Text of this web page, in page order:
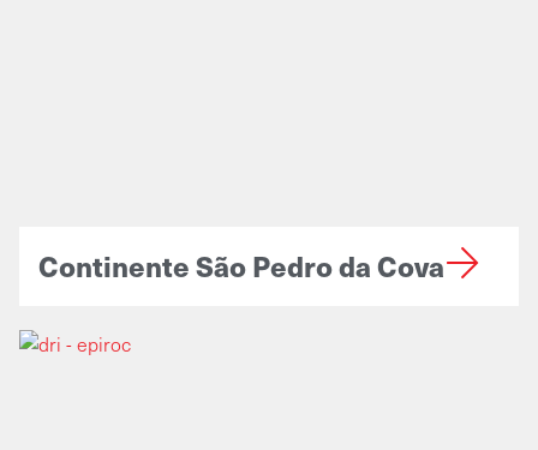
Continente São Pedro da Cova